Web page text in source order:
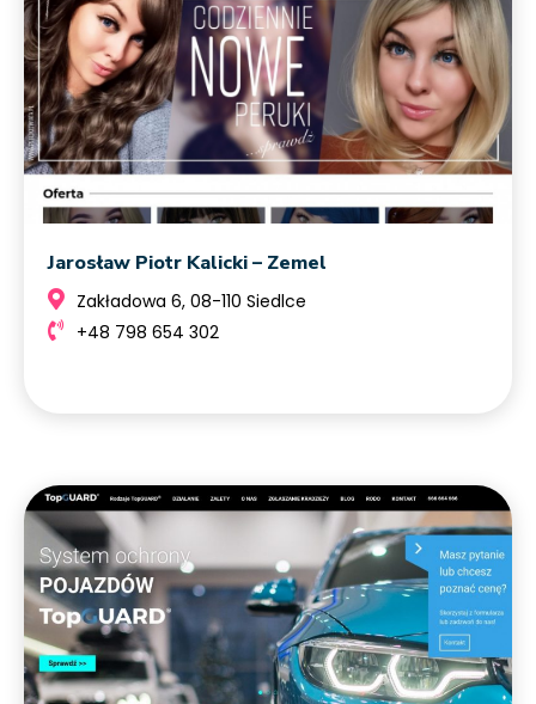
Jarosław Piotr Kalicki – Zemel
Zakładowa 6, 08-110 Siedlce
+48 798 654 302